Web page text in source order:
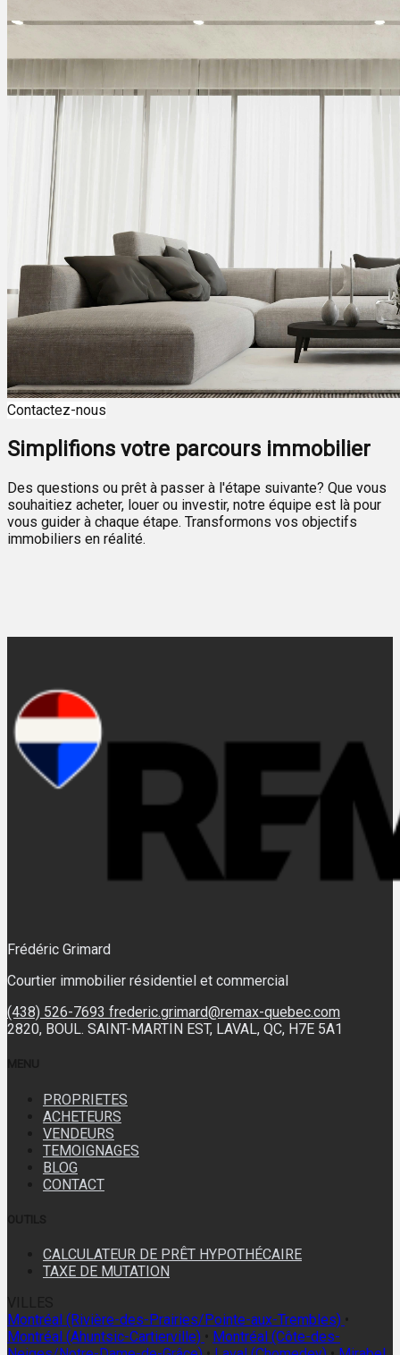
Contactez-nous
Simplifions votre parcours immobilier
Des questions ou prêt à passer à l'étape suivante? Que vous
souhaitiez acheter, louer ou investir, notre équipe est là pour
vous guider à chaque étape. Transformons vos objectifs
immobiliers en réalité.
Frédéric Grimard
Courtier immobilier résidentiel et commercial
(438) 526-7693 frederic.grimard@remax-quebec.com
2820, BOUL. SAINT-MARTIN EST, LAVAL, QC, H7E 5A1
PROPRIETES
ACHETEURS
VENDEURS
TEMOIGNAGES
BLOG
CONTACT
CALCULATEUR DE PRÊT HYPOTHÉCAIRE
TAXE DE MUTATION
Montréal (Rivière-des-Prairies/Pointe-aux-Trembles)
Montréal (Ahuntsic-Cartierville)
Montréal (Côte-des-